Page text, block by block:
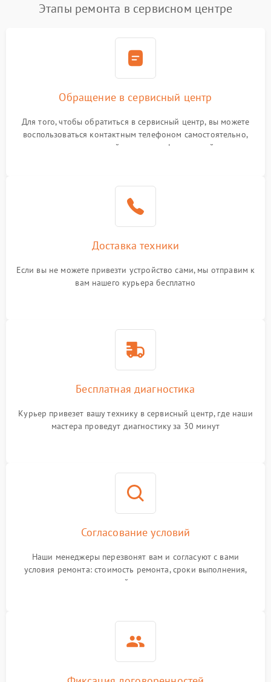
Этапы ремонта в сервисном центре
Обращение в сервисный центр
Для того, чтобы обратиться в сервисный центр, вы можете
воспользоваться контактным телефоном самостоятельно,
или оставить свой номер телефона на сайте
Доставка техники
Если вы не можете привезти устройство сами, мы отправим к
вам нашего курьера бесплатно
Бесплатная диагностика
Курьер привезет вашу технику в сервисный центр, где наши
мастера проведут диагностику за 30 минут
Согласование условий
Наши менеджеры перезвонят вам и согласуют с вами
условия ремонта: стоимость ремонта, сроки выполнения,
гарантийные условия